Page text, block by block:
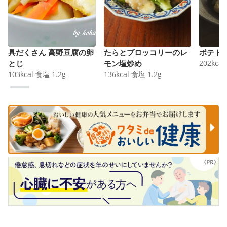
具だくさん 高野豆腐の卵
とじ
103kcal 食塩 1.2g
たらとブロッコリーのレ
モン塩炒め
136kcal 食塩 1.2g
ポテト
202kcal